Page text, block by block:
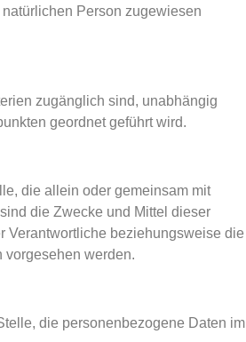
Person zugewiesen
zugänglich sind, unabhängig
geordnet geführt wird.
die allein oder gemeinsam mit
die Zwecke und Mittel dieser
Verantwortliche beziehungsweise die
vorgesehen werden.
die personenbezogene Daten im